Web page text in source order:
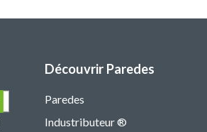
Découvrir Paredes
Paredes
Industributeur ®